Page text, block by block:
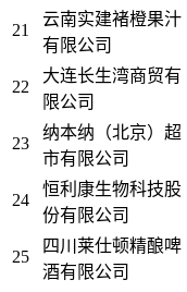
21
云南实建褚橙果汁
有限公司
22
大连长生湾商贸有
限公司
23
纳本纳（北京）超
市有限公司
24
恒利康生物科技股
份有限公司
25
四川莱仕顿精酿啤
酒有限公司